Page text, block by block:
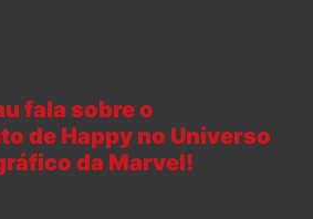
fala sobre o
de Happy no Universo
da Marvel!